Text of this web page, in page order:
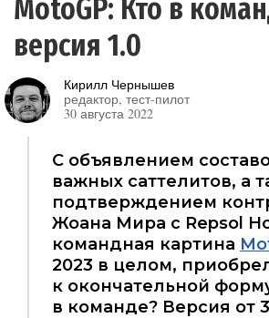
MotoGP: Кто в
версия 1.0
Кирилл Чернышев
редактор, тест-пилот
30 августа 2022
С объявлением
важных саттелитов, а
подтверждением
Жоана Мира с Repsol
командная картина
2023 в целом,
к окончательной
в команде? Версия от